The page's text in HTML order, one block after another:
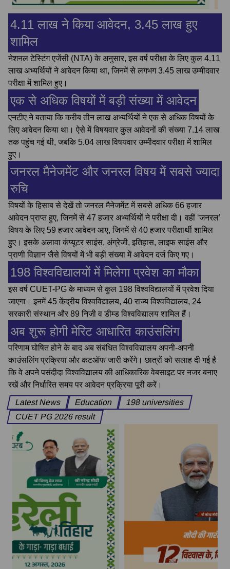
4.11 लाख ने किया आवेदन, 3.45 लाख हुए
शामिल
नेशनल टेस्टिंग एजेंसी (NTA) के अनुसार, इस वर्ष परीक्षा के लिए कुल 4.11
लाख अभ्यर्थियों ने आवेदन किया था, जिनमें से लगभग 3.45 लाख उम्मीदवार
परीक्षा में शामिल हुए।
एक से अधिक विषयों में बड़ी संख्या में आवेदन
एनटीए ने बताया कि करीब तीन लाख अभ्यर्थियों ने एक से अधिक विषयों के
लिए आवेदन किया था। ऐसे में विषयवार कुल आवेदनों की संख्या 7.14 लाख
तक पहुंच गई थी, जबकि 5.04 लाख विषयवार उम्मीदवार परीक्षा में शामिल
हुए।
जनरल मैनेजमेंट और जनरल विषय में सबसे ज्यादा
रुचि
विषयों के हिसाब से देखें तो जनरल मैनेजमेंट में सबसे अधिक 66 हजार
आवेदन प्राप्त हुए, जिनमें से 47 हजार अभ्यर्थियों ने परीक्षा दी। वहीं ‘जनरल’
विषय के लिए 59 हजार आवेदन आए, जिनमें से 40 हजार परीक्षार्थी शामिल
हुए। इसके अलावा कंप्यूटर साइंस, अंग्रेजी, इतिहास, लाइफ साइंस और
प्राणी विज्ञान जैसे विषयों में भी बड़ी संख्या में आवेदन दर्ज किए गए।
198 विश्वविद्यालयों में मिलेगा प्रवेश का मौका
इस वर्ष CUET-PG के माध्यम से कुल 198 विश्वविद्यालयों में प्रवेश दिया
जाएगा। इनमें 45 केंद्रीय विश्वविद्यालय, 40 राज्य विश्वविद्यालय, 24
सरकारी संस्थान और 89 निजी व डीम्ड विश्वविद्यालय शामिल हैं।
अब शुरू होगी मेरिट आधारित काउंसलिंग
परिणाम घोषित होने के बाद अब संबंधित विश्वविद्यालय अपनी-अपनी
काउंसलिंग प्रक्रिया और कटऑफ जारी करेंगे। छात्रों को सलाह दी गई है
कि वे अपने पसंदीदा विश्वविद्यालय की आधिकारिक वेबसाइट पर नजर बनाए
रखें और निर्धारित समय पर आवेदन प्रक्रिया पूरी करें।
Latest News
Education
198 universities
CUET PG 2026 result